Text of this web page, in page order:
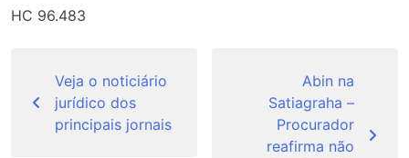
HC 96.483
Post
Veja o noticiário
jurídico dos
principais jornais
Abin na
Satiagraha –
Procurador
reafirma não